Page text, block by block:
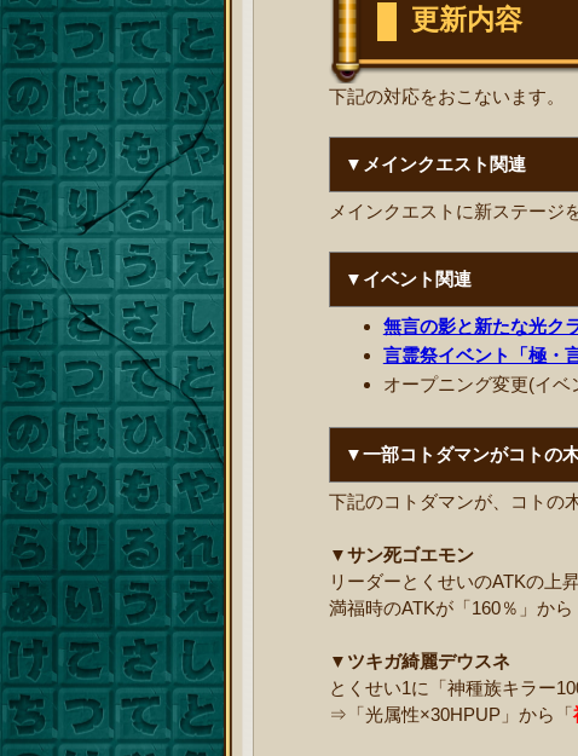
更新内容
下記の対応をおこないます。
▼メインクエスト関連
メインクエストに新ステージ
▼イベント関連
無言の影と新たな光ク
言霊祭イベント「極・
オープニング変更(イ
▼一部コトダマンがコトの
下記のコトダマンが、コトの
▼サン死ゴエモン
リーダーとくせいのATKの
満福時のATKが「160％」から
▼ツキガ綺麗デウスネ
とくせい1に「神種族キラー
⇒「光属性×30HPUP」から「